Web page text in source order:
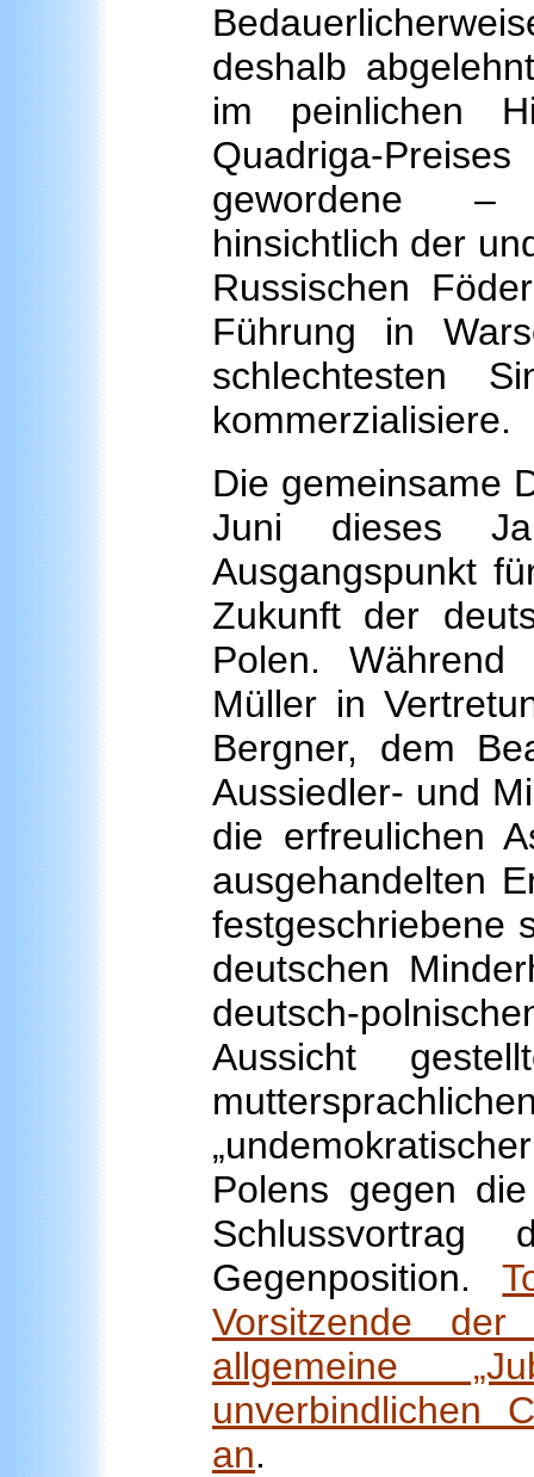
deshalb
im peinlichen
Quadriga-
gewordene –
hinsichtlich der
Russischen
Führung in
schlechtesten
kommerzialisiere.
Die gemeinsame
Juni dieses
Ausgangspunkt
Zukunft der
Polen.
Müller in
Bergner, dem
Aussiedler- und
die erfreulichen
ausgehandelten
festgeschriebene
deutschen
deutsch-
Aussicht
Polens gegen
Schlussvortrag
Gegenposition.
Vorsitzende
allgemeine
unverbindlichen
an.